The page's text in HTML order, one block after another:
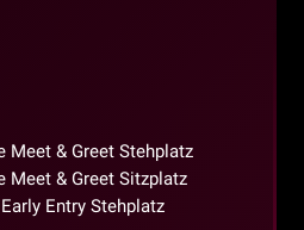
Meet & Greet Stehplatz
Meet & Greet Sitzplatz
Entry Stehplatz